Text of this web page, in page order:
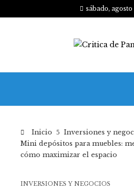
sábado, agosto
Inicio
Inversiones y
Mini depósitos para muebles:
cómo maximizar el espacio
INVERSIONES Y NEGOCIOS